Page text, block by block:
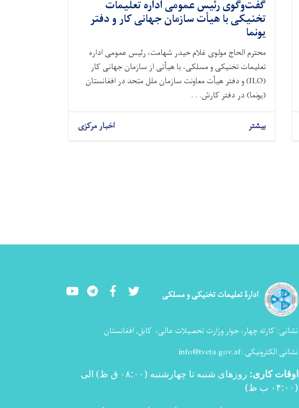
گفت‌وگوی رئیس عمومی اداره تعلیمات
تخنیکی با هیأت سازمان جهانی کار و دفتر
یونما
محترم الحاج مولوی غلام حیدر شهامت، رئیس عمومی اداره
تعلیمات تخنیکی و مسلکی، با هیأتی از سازمان جهانی کار
(ILO) و دفتر هیأت معاونت سازمان ملل متحد در افغانستان
(یونما) در دفتر کارش. . .
بیشتر اخبار مرکزی
ادارۀ تعلیمات تخنیکی و مسلکی YoutubeLinkedInFacebook Twitter
نشانی: کارته چهار، جوار وزارت تحصیلات عالی، کابل, افغانستان
نشانی الکترونیکی :info@tveta.gov.af
اوقات کاری:
روزهای شنبه تا چهارشنبه (۰۸:۰۰ ق ظ) الی
(۰۴:۰۰ ب ظ
)